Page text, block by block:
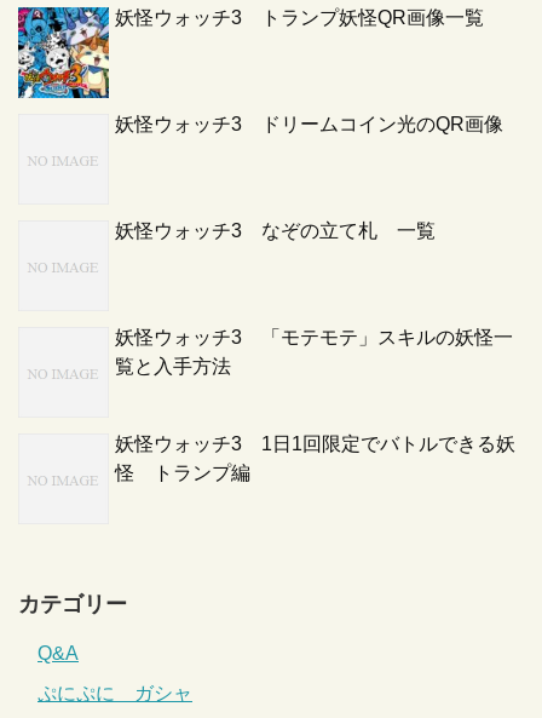
妖怪ウォッチ3 トランプ妖怪QR画像一覧
妖怪ウォッチ3 ドリームコイン光のQR画像
妖怪ウォッチ3 なぞの立て札 一覧
妖怪ウォッチ3 「モテモテ」スキルの妖怪一
覧と入手方法
妖怪ウォッチ3 1日1回限定でバトルできる妖
怪 トランプ編
カテゴリー
Q&A
ぷにぷに ガシャ